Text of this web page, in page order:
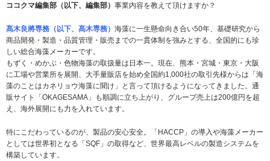
ココクマ編集部（以下、編集部） 事業内容を教えて頂けますか？
髙木良將専務（以下、髙木専務） 海藻に一生懸命向き合い50年、基礎研究から
商品開発・製造・品質管理・販売までの一貫体制を強みとする、全国的にも珍
しい総合海藻メーカーです。
もずく・めかぶ・色物海藻の取扱量は日本一。現在、熊本・宮城・東京・大阪
に工場や営業所を展開、大手量販店を始め全国約1,000社の取引先様からは「海
藻のことはカネリョウ海藻に聞け」と言って頂けるようになってきました。通
販サイト「OKAGESAMA」も順調に立ち上がり、グループ売上は200億円を超
え、海外展開にも力を入れています。
特にこだわっているのが、製品の安心安全。「HACCP」の導入や海藻メーカー
としては世界初となる「SQF」の取得など、世界最高レベルの製造システムを
構築しています。